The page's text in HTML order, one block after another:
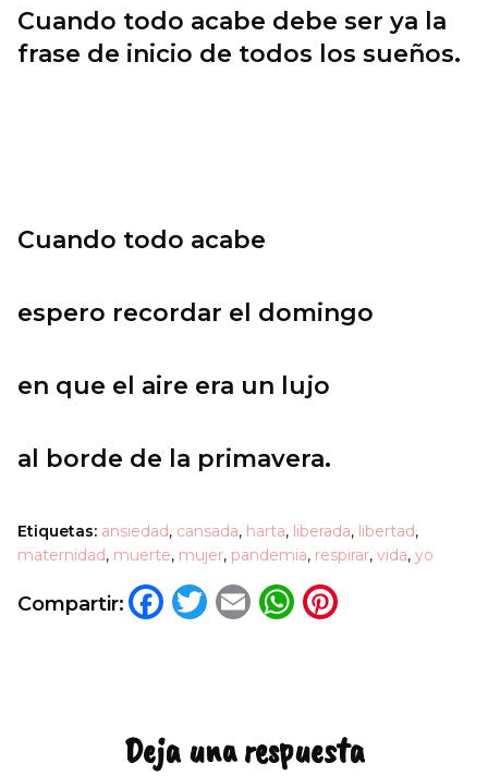
Cuando todo acabe debe ser ya la
frase de inicio de todos los sueños.
Cuando todo acabe
espero recordar el domingo
en que el aire era un lujo
al borde de la primavera.
Etiquetas: ansiedad, cansada, harta, liberada, libertad,
maternidad, muerte, mujer, pandemia, respirar, vida, yo
Compartir: Facebook
Twitter
EmailWhatsApp
Deja una respuesta